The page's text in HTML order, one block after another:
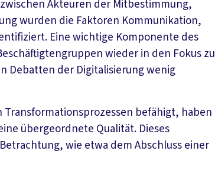
Akteuren der Mitbestimmung,
wurden die Faktoren Kommunikation,
Eine wichtige Komponente des
wieder in den Fokus zu
Debatten der Digitalisierung wenig
befähigt, haben
übergeordnete Qualität. Dieses
wie etwa dem Abschluss einer